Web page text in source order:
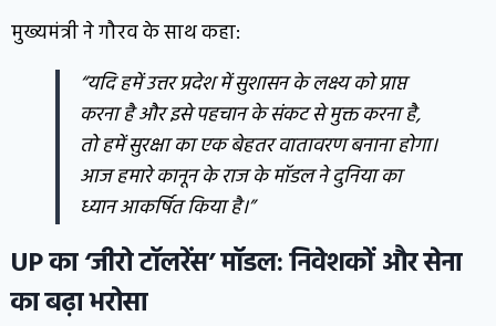
मुख्यमंत्री ने गौरव के साथ कहा:
“यदि हमें उत्तर प्रदेश में सुशासन के लक्ष्य को प्राप्त
करना है और इसे पहचान के संकट से मुक्त करना है,
तो हमें सुरक्षा का एक बेहतर वातावरण बनाना होगा।
आज हमारे कानून के राज के मॉडल ने दुनिया का
ध्यान आकर्षित किया है।”
UP का ‘जीरो टॉलरेंस’ मॉडल: निवेशकों और सेना
का बढ़ा भरोसा